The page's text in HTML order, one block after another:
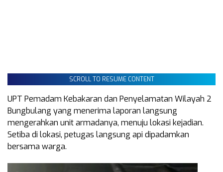
SCROLL TO RESUME CONTENT
UPT Pemadam Kebakaran dan Penyelamatan Wilayah 2
Bungbulang yang menerima laporan langsung
mengerahkan unit armadanya, menuju lokasi kejadian.
Setiba di lokasi, petugas langsung api dipadamkan
bersama warga.